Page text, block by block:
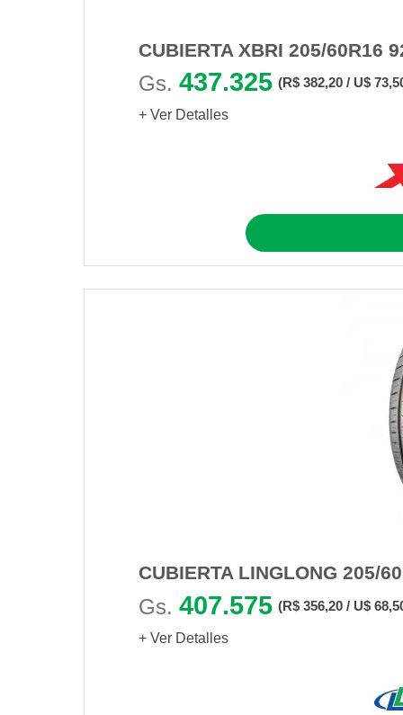
CUBIERTA XBRI 205/60R16
Gs. 437.325 (R$ 382,20 / U$
+ Ver Detalles
CUBIERTA LINGLONG 205/
Gs. 407.575 (R$ 356,20 / U$
+ Ver Detalles